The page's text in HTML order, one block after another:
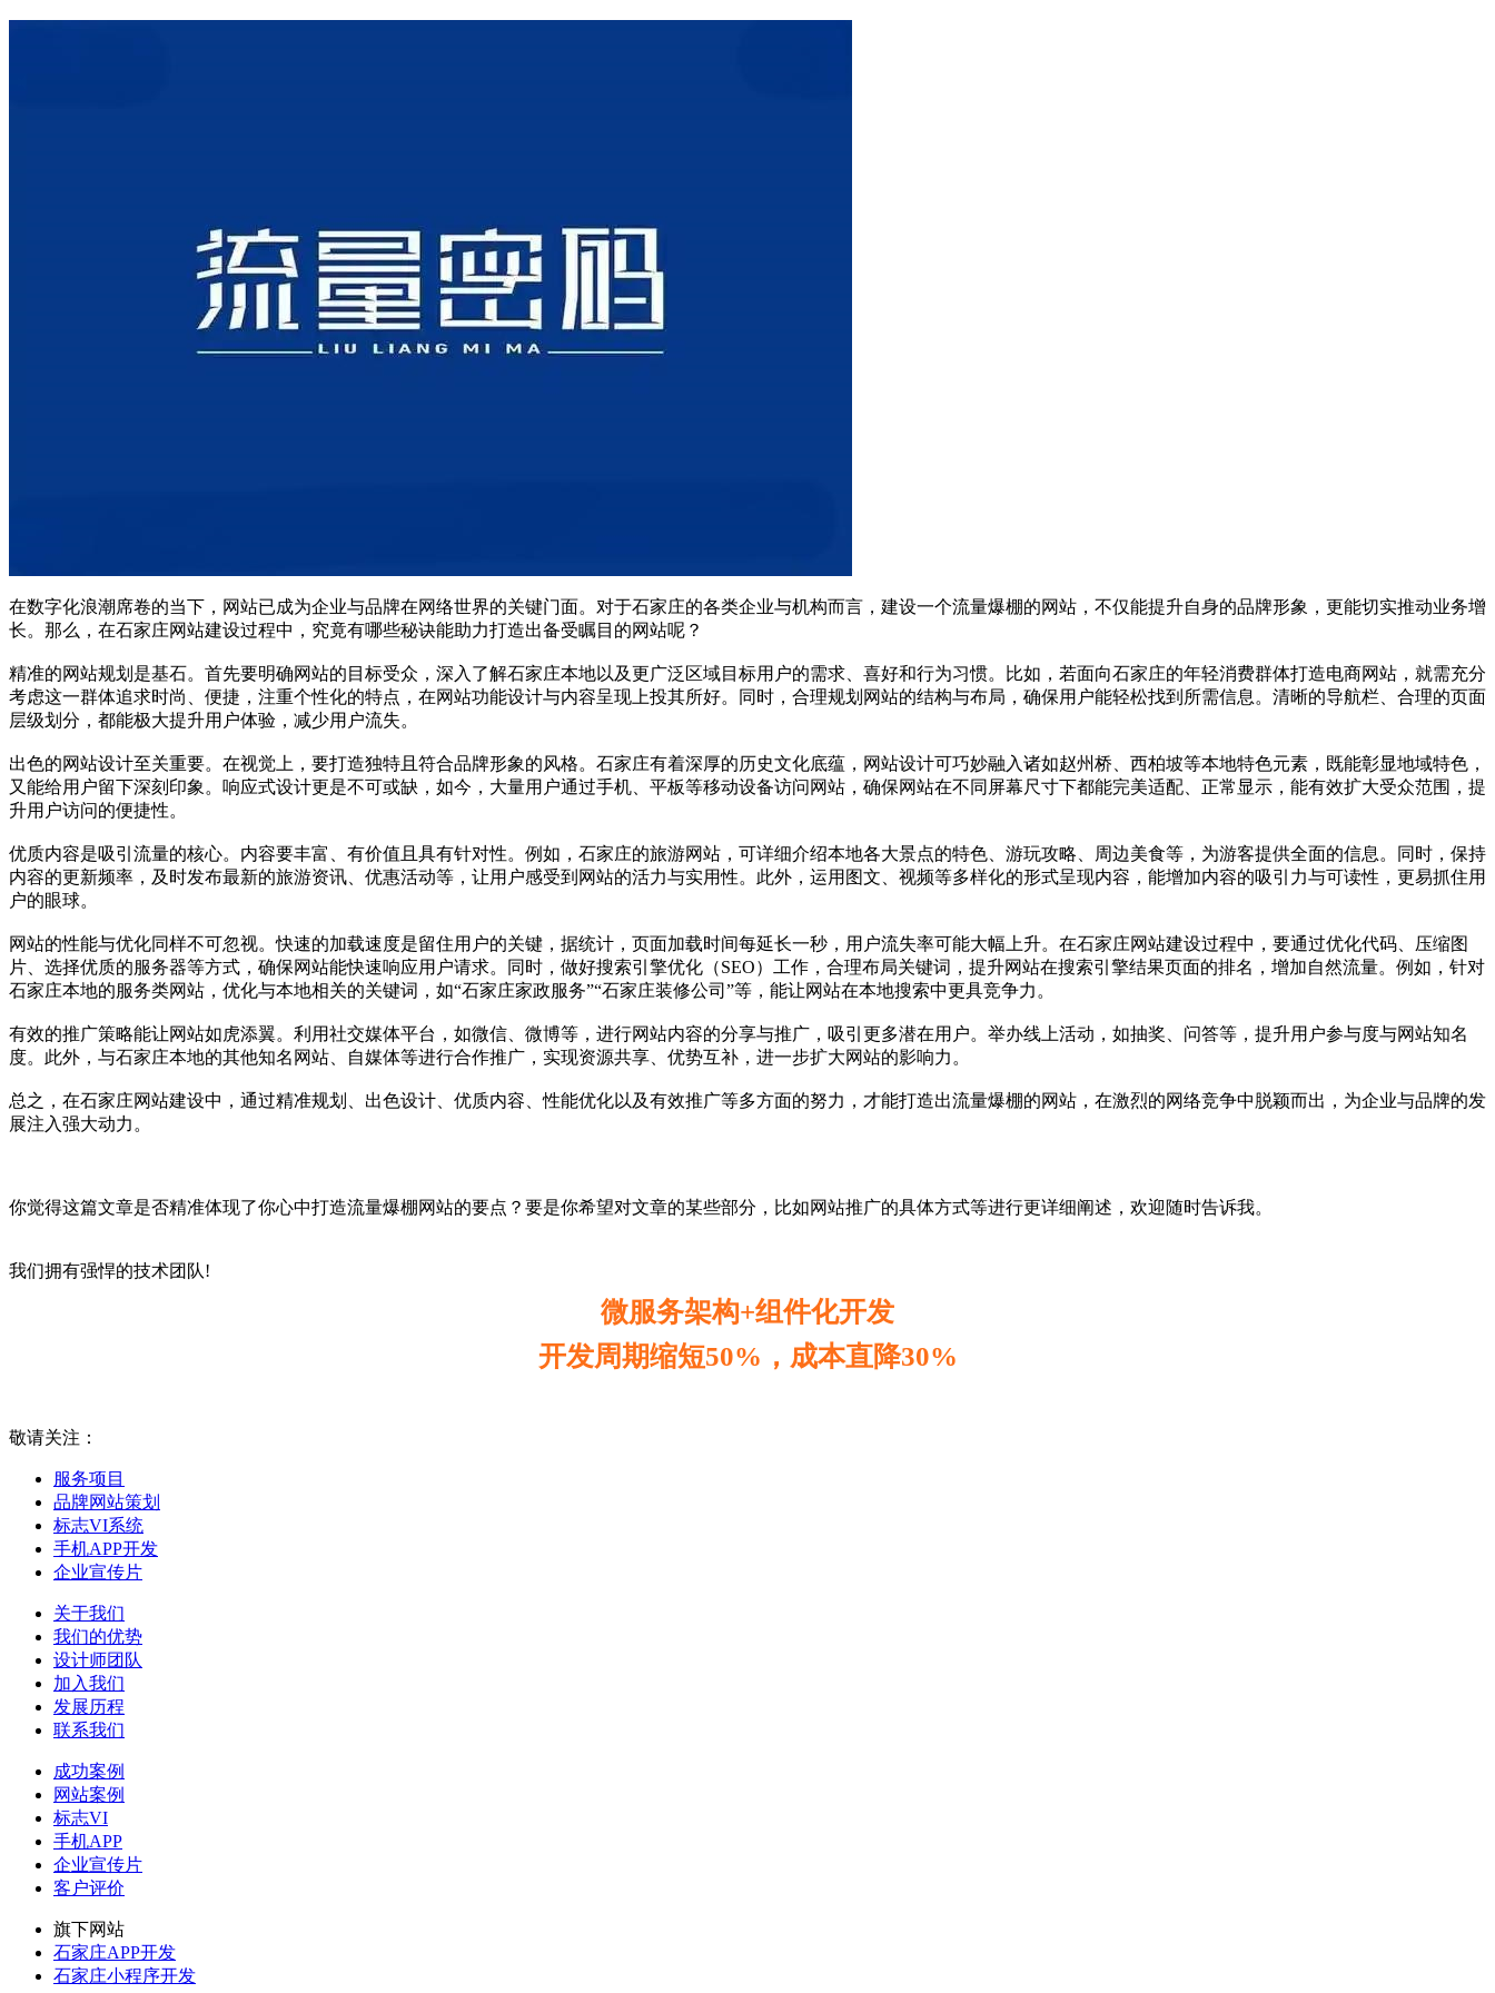
在数字化浪潮席卷的当下，网站已成为企业与品牌在网络世界的关键门面。对于石家庄的各类企业与机构而言，建设一个流量爆棚的网站，不仅能提升自身的品牌形象，更能切实推动业务增
长。那么，在石家庄网站建设过程中，究竟有哪些秘诀能助力打造出备受瞩目的网站呢？
精准的网站规划是基石。首先要明确网站的目标受众，深入了解石家庄本地以及更广泛区域目标用户的需求、喜好和行为习惯。比如，若面向石家庄的年轻消费群体打造电商网站，就需充分
考虑这一群体追求时尚、便捷，注重个性化的特点，在网站功能设计与内容呈现上投其所好。同时，合理规划网站的结构与布局，确保用户能轻松找到所需信息。清晰的导航栏、合理的页面
层级划分，都能极大提升用户体验，减少用户流失。
出色的网站设计至关重要。在视觉上，要打造独特且符合品牌形象的风格。石家庄有着深厚的历史文化底蕴，网站设计可巧妙融入诸如赵州桥、西柏坡等本地特色元素，既能彰显地域特色，
又能给用户留下深刻印象。响应式设计更是不可或缺，如今，大量用户通过手机、平板等移动设备访问网站，确保网站在不同屏幕尺寸下都能完美适配、正常显示，能有效扩大受众范围，提
升用户访问的便捷性。
优质内容是吸引流量的核心。内容要丰富、有价值且具有针对性。例如，石家庄的旅游网站，可详细介绍本地各大景点的特色、游玩攻略、周边美食等，为游客提供全面的信息。同时，保持
内容的更新频率，及时发布最新的旅游资讯、优惠活动等，让用户感受到网站的活力与实用性。此外，运用图文、视频等多样化的形式呈现内容，能增加内容的吸引力与可读性，更易抓住用
户的眼球。
网站的性能与优化同样不可忽视。快速的加载速度是留住用户的关键，据统计，页面加载时间每延长一秒，用户流失率可能大幅上升。在石家庄网站建设过程中，要通过优化代码、压缩图
片、选择优质的服务器等方式，确保网站能快速响应用户请求。同时，做好搜索引擎优化（SEO）工作，合理布局关键词，提升网站在搜索引擎结果页面的排名，增加自然流量。例如，针对
石家庄本地的服务类网站，优化与本地相关的关键词，如“石家庄家政服务”“石家庄装修公司”等，能让网站在本地搜索中更具竞争力。
有效的推广策略能让网站如虎添翼。利用社交媒体平台，如微信、微博等，进行网站内容的分享与推广，吸引更多潜在用户。举办线上活动，如抽奖、问答等，提升用户参与度与网站知名
度。此外，与石家庄本地的其他知名网站、自媒体等进行合作推广，实现资源共享、优势互补，进一步扩大网站的影响力。
总之，在石家庄网站建设中，通过精准规划、出色设计、优质内容、性能优化以及有效推广等多方面的努力，才能打造出流量爆棚的网站，在激烈的网络竞争中脱颖而出，为企业与品牌的发
展注入强大动力。
你觉得这篇文章是否精准体现了你心中打造流量爆棚网站的要点？要是你希望对文章的某些部分，比如网站推广的具体方式等进行更详细阐述，欢迎随时告诉我。
我们拥有强悍的技术团队!
微服务架构+组件化开发
开发周期缩短50%，成本直降30%
敬请关注：
服务项目
品牌网站策划
标志VI系统
手机APP开发
企业宣传片
关于我们
我们的优势
设计师团队
加入我们
发展历程
联系我们
成功案例
网站案例
标志VI
手机APP
企业宣传片
客户评价
旗下网站
石家庄APP开发
石家庄小程序开发